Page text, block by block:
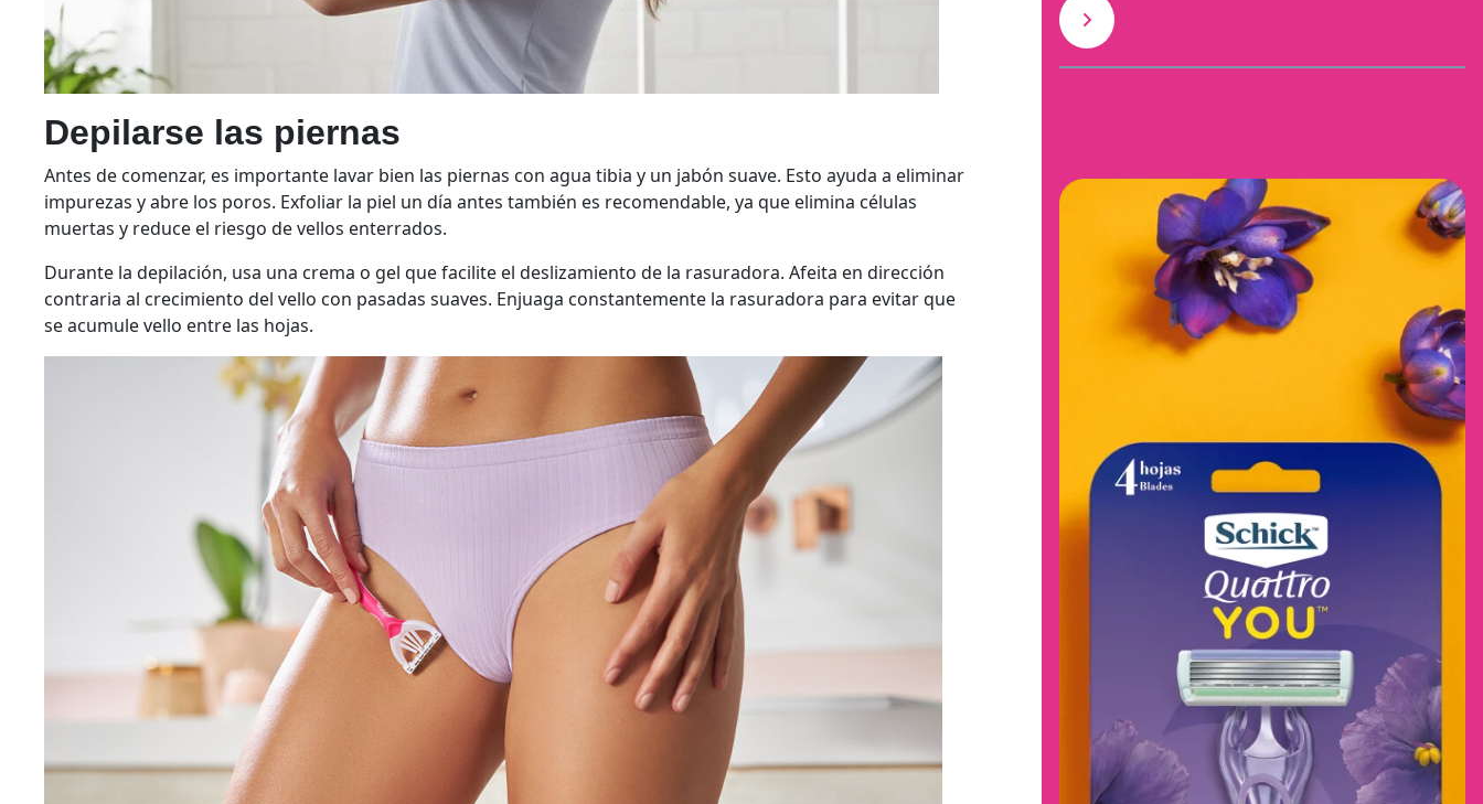
Depilarse las piernas
Antes de comenzar, es importante lavar bien las piernas con agua tibia y un jabón suave. Esto ayuda a eliminar
impurezas y abre los poros. Exfoliar la piel un día antes también es recomendable, ya que elimina células
muertas y reduce el riesgo de vellos enterrados.
Durante la depilación, usa una crema o gel que facilite el deslizamiento de la rasuradora. Afeita en dirección
contraria al crecimiento del vello con pasadas suaves. Enjuaga constantemente la rasuradora para evitar que
se acumule vello entre las hojas.